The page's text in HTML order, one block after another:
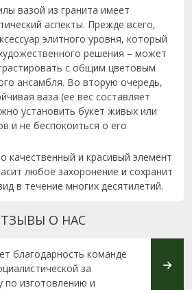
вазой из гранита имеет
аспекты. Прежде всего,
элитного уровня, который
решения – может
с общим цветовым
ансамбля. Во вторую очередь,
ваза (ее вес составляет
установить букет живых или
и не беспокоиться о его
качественный и красивый элемент
любое захоронение и сохранит
в течение многих десятилетий.
О НАС
благодарность команде
за
по изготовлению и